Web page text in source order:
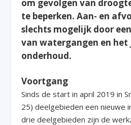
om gevolgen van
te beperken. Aan- en
slechts mogelijk door
van watergangen en het
onderhoud.
Voortgang
Sinds de start in april 2019 in
25) deelgebieden een nieuwe
drie deelgebieden zijn de